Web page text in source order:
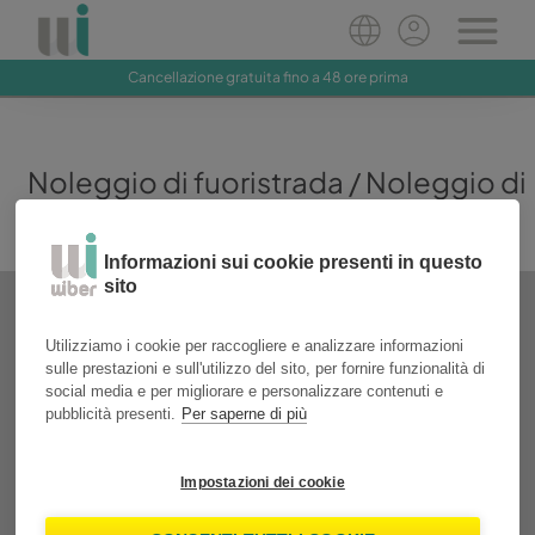
Cancellazione gratuita fino a 48 ore prima
Noleggio di fuoristrada / Noleggio di
Informazioni sui cookie presenti in questo
sito
Utilizziamo i cookie per raccogliere e analizzare informazioni
sulle prestazioni e sull'utilizzo del sito, per fornire funzionalità di
social media e per migliorare e personalizzare contenuti e
pubblicità presenti.
Per saperne di più
Impostazioni dei cookie